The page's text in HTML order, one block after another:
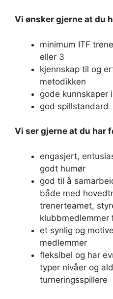
Vi ønsker gjerne at du
minimum ITF
eller 3
kjennskap til og
metodikken
gode kunnskaper
god spillstandard
Vi ser gjerne at du har
engasjert,
godt humør
god til å
både med
trenerteamet,
klubbmedlemmer
et synlig og
medlemmer
fleksibel og har
typer nivåer og
turneringsspillere